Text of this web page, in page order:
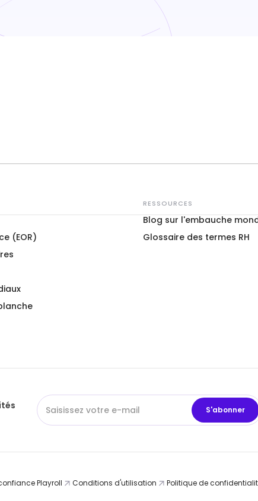
(EOR)
RESSOURCES
Blog sur l'embauche
Glossaire des termes RH
Playroll Conditions d'utilisation Politique de